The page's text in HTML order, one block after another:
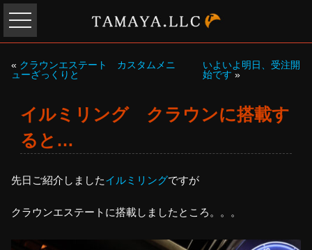
« クラウンエステート カスタムメニ
ューざっくりと
いよいよ明日、受注開
始です »
イルミリング クラウンに搭載す
ると…
先日ご紹介しましたイルミリングですが
クラウンエステートに搭載しましたところ。。。